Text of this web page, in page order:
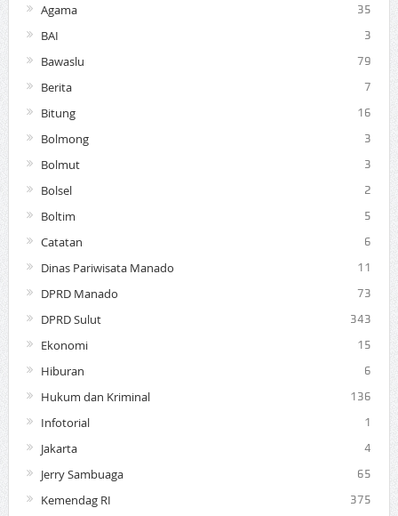
Agama 35
BAI 3
Bawaslu 79
Berita 7
Bitung 16
Bolmong 3
Bolmut 3
Bolsel 2
Boltim 5
Catatan 6
Dinas Pariwisata Manado 11
DPRD Manado 73
DPRD Sulut 343
Ekonomi 15
Hiburan 6
Hukum dan Kriminal 136
Infotorial 1
Jakarta 4
Jerry Sambuaga 65
Kemendag RI 375